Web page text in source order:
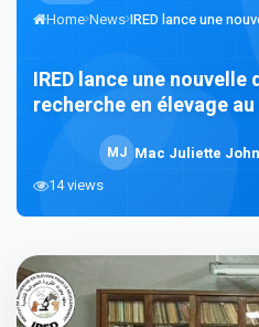
Home News IRED lance une
IRED lance une
recherche en élevage
MJ Mac Juliette
14views